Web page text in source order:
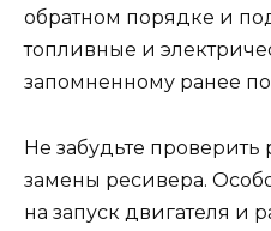
обратном порядке и
топливные и
запомненному ранее
Не забудьте проверить
замены ресивера.
на запуск двигателя и